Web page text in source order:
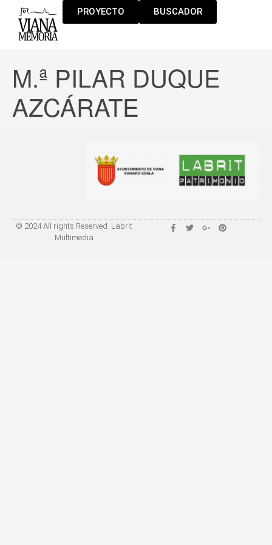
PROYECTO BUSCADOR
M.ª PILAR DUQUE
AZCÁRATE
© 2024 All rights Reserved. Labrit
Multimedia